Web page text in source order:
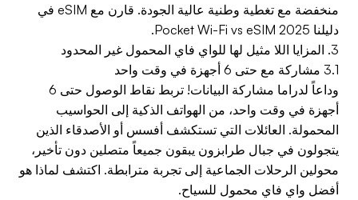
منخفضة مع تغطية وطنية عالية الجودة. قارن مع eSIM في
دليلنا Pocket Wi-Fi vs eSIM 2025.
3. المزايا اللا مثيل لها للواي فاي المحمول غير المحدود
3.1 مشاركة مع حتى 6 أجهزة في وقت واحد
وداعاً لدراما مشاركة البيانات! تربط نقاط الوصول حتى 6
أجهزة في وقت واحد، من الهواتف الذكية إلى الحواسيب
المحمولة. العائلات التي تستكشف أفسس أو الأصدقاء الذين
يتجولون في جبال طرابزون يبقون جميعاً متصلين دون تأخير،
محولين الرحلات الجماعية إلى تجربة مترابطة. اكتشف لماذا هو
أفضل واي فاي محمول للسياح.